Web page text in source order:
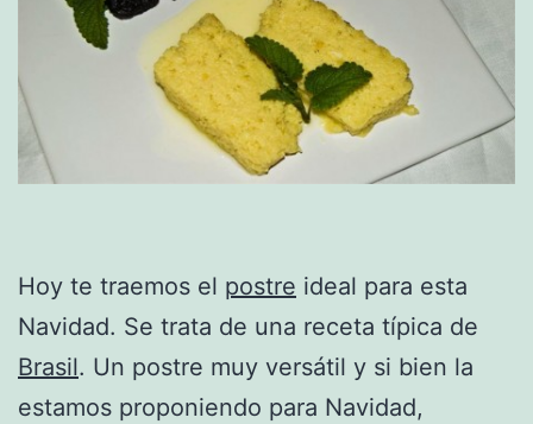
Hoy te traemos el postre ideal para esta
Navidad. Se trata de una receta típica de
Brasil. Un postre muy versátil y si bien la
estamos proponiendo para Navidad,